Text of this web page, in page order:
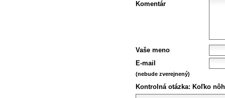
Komentár
Vaše meno
E-mail
(nebude zverejnený)
Kontrolná otázka: Koľko